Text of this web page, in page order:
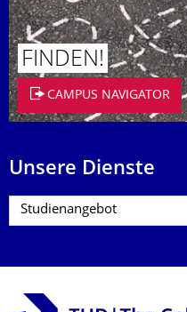
FINDEN!
CAMPUS NAVIGATOR
Unsere Dienste